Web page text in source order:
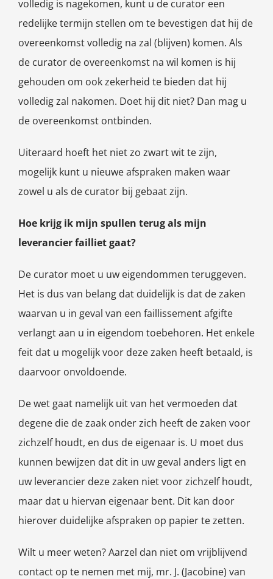
volledig is nagekomen, kunt u de curator een
redelijke termijn stellen om te bevestigen dat hij de
overeenkomst volledig na zal (blijven) komen. Als
de curator de overeenkomst na wil komen is hij
gehouden om ook zekerheid te bieden dat hij
volledig zal nakomen. Doet hij dit niet? Dan mag u
de overeenkomst ontbinden.
Uiteraard hoeft het niet zo zwart wit te zijn,
mogelijk kunt u nieuwe afspraken maken waar
zowel u als de curator bij gebaat zijn.
Hoe krijg ik mijn spullen terug als mijn
leverancier failliet gaat?
De curator moet u uw eigendommen teruggeven.
Het is dus van belang dat duidelijk is dat de zaken
waarvan u in geval van een faillissement afgifte
verlangt aan u in eigendom toebehoren. Het enkele
feit dat u mogelijk voor deze zaken heeft betaald, is
daarvoor onvoldoende.
De wet gaat namelijk uit van het vermoeden dat
degene die de zaak onder zich heeft de zaken voor
zichzelf houdt, en dus de eigenaar is. U moet dus
kunnen bewijzen dat dit in uw geval anders ligt en
uw leverancier deze zaken niet voor zichzelf houdt,
maar dat u hiervan eigenaar bent. Dit kan door
hierover duidelijke afspraken op papier te zetten.
Wilt u meer weten? Aarzel dan niet om vrijblijvend
contact op te nemen met mij, mr. J. (Jacobine) van